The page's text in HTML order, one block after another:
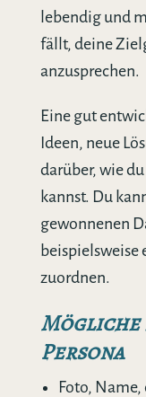
lebendig und
fällt, deine
anzusprechen.
Eine gut
Ideen, neue
darüber, wie
kannst. Du
gewonnenen
beispielsweise
zuordnen.
Mögliche
Persona
Foto,